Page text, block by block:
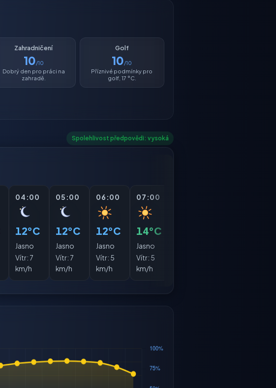
Zahradničení
10/10
Dobrý den pro práci na
zahradě.
Golf
10/10
Příznivé podmínky pro
golf, 17 °C.
Spolehlivost předpovědi: vysoká
04:00
12°C
Jasno
Vítr: 7
km/h
05:00
12°C
Jasno
Vítr: 7
km/h
06:00
12°C
Jasno
Vítr: 5
km/h
07:00
14°C
Jasno
Vítr: 5
km/h